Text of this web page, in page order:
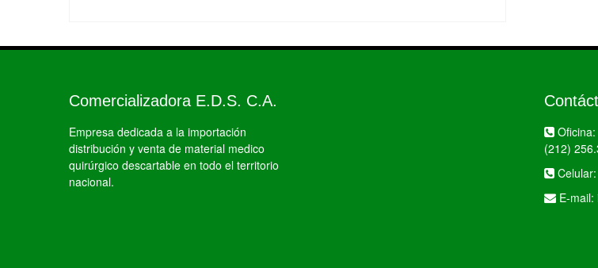
Comercializadora E.D.S. C.A.
Empresa dedicada a la importación
distribución y venta de material medico
quirúrgico descartable en todo el territorio
nacional.
Oficina:
(212)
Celular:
E-mail: